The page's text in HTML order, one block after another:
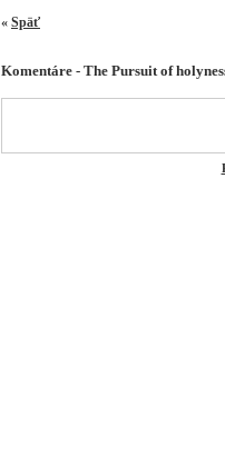
« Späť
Komentáre - The Pursuit of